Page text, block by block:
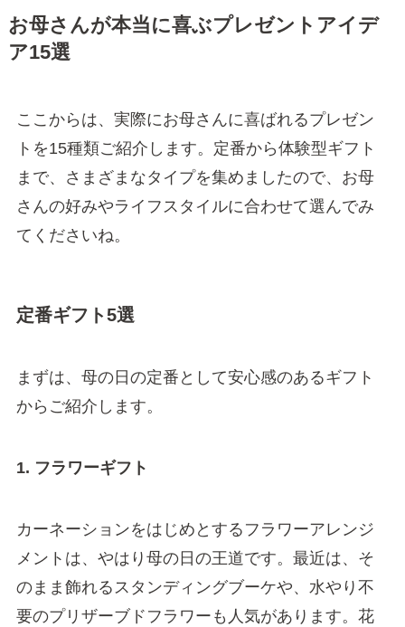
お母さんが本当に喜ぶプレゼントアイデ
ア15選
ここからは、実際にお母さんに喜ばれるプレゼン
トを15種類ご紹介します。定番から体験型ギフト
まで、さまざまなタイプを集めましたので、お母
さんの好みやライフスタイルに合わせて選んでみ
てくださいね。
定番ギフト5選
まずは、母の日の定番として安心感のあるギフト
からご紹介します。
1. フラワーギフト
カーネーションをはじめとするフラワーアレンジ
メントは、やはり母の日の王道です。最近は、そ
のまま飾れるスタンディングブーケや、水やり不
要のプリザーブドフラワーも人気があります。花